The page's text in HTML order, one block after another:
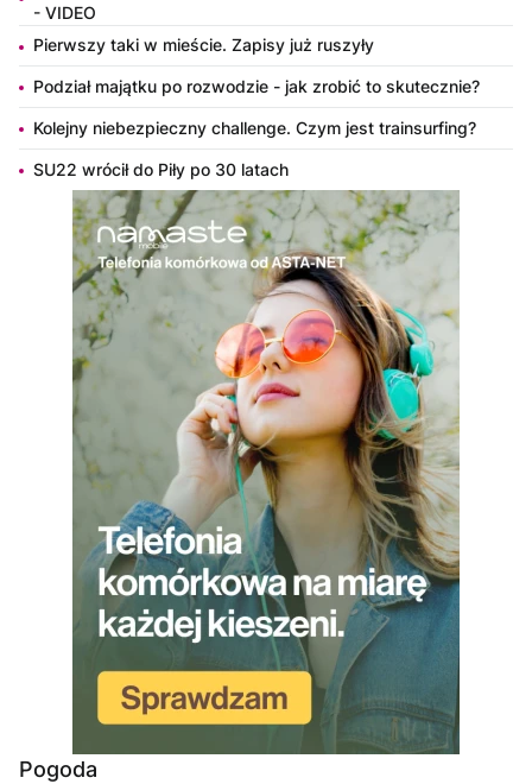
- VIDEO
Pierwszy taki w mieście. Zapisy już ruszyły
Podział majątku po rozwodzie - jak zrobić to skutecznie?
Kolejny niebezpieczny challenge. Czym jest trainsurfing?
SU22 wrócił do Piły po 30 latach
Pogoda